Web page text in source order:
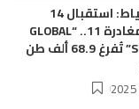
ميناء دمياط: استقبال 14
سفينة ومغادرة 11.. “GLOBAL
SEA SPIRIT” تُفرغ 68.9 ألف طن